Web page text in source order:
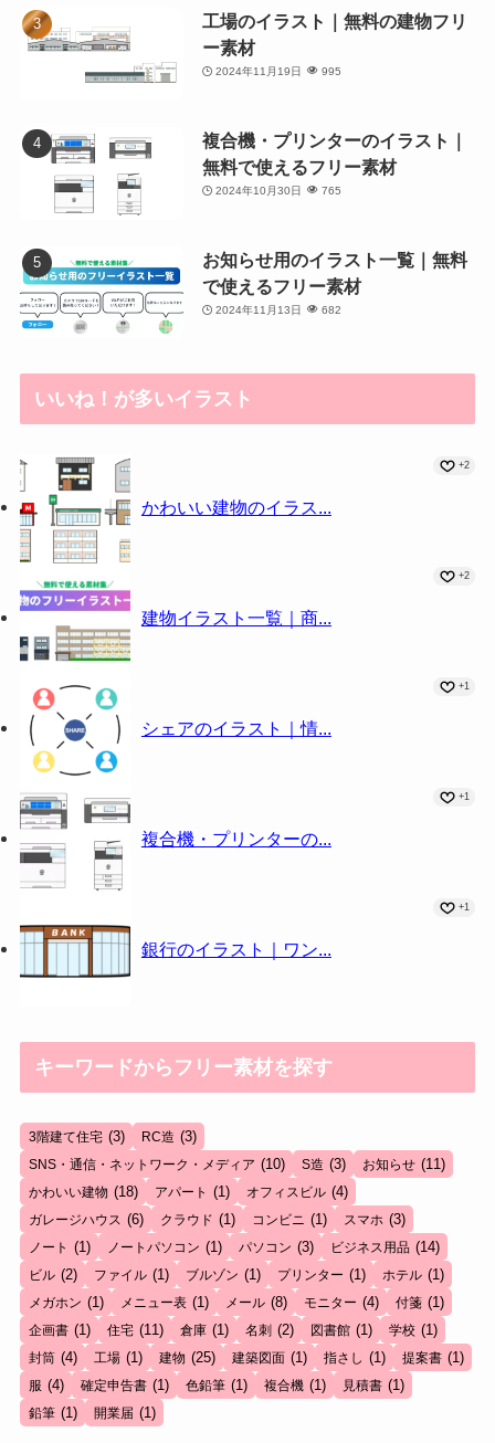
工場のイラスト｜無料の建物フリ
ー素材
2024年11月19日 995
複合機・プリンターのイラスト｜
無料で使えるフリー素材
2024年10月30日 765
お知らせ用のイラスト一覧｜無料
で使えるフリー素材
2024年11月13日 682
いいね！が多いイラスト
かわいい建物のイラス...
+2
建物イラスト一覧｜商...
+2
シェアのイラスト｜情...
+1
複合機・プリンターの...
+1
銀行のイラスト｜ワン...
+1
キーワードからフリー素材を探す
3階建て住宅 (3) RC造 (3)
SNS・通信・ネットワーク・メディア (10) S造 (3) お知らせ (11)
かわいい建物 (18) アパート (1) オフィスビル (4)
ガレージハウス (6) クラウド (1) コンビニ (1) スマホ (3)
ノート (1) ノートパソコン (1) パソコン (3) ビジネス用品 (14)
ビル (2) ファイル (1) ブルゾン (1) プリンター (1) ホテル (1)
メガホン (1) メニュー表 (1) メール (8) モニター (4) 付箋 (1)
企画書 (1) 住宅 (11) 倉庫 (1) 名刺 (2) 図書館 (1) 学校 (1)
封筒 (4) 工場 (1) 建物 (25) 建築図面 (1) 指さし (1) 提案書 (1)
服 (4) 確定申告書 (1) 色鉛筆 (1) 複合機 (1) 見積書 (1)
鉛筆 (1) 開業届 (1)